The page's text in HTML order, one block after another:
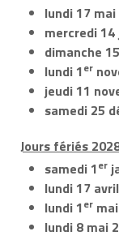
lundi 17
mercredi
dimanche
lundi 1er
jeudi 11
samedi 25
Jours fériés
samedi 1er
lundi 17
lundi 1er
lundi 8 mai